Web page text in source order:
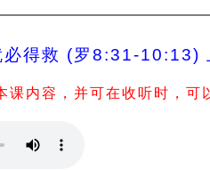
必得救 (罗8:31-10:13)
课内容，并可在收听时，